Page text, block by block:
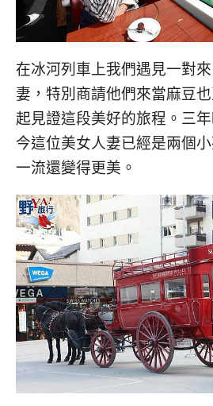
在冰河列車上我們遇見一對
妻，特別商請他們來當麻豆
起見證這段美好的旅程。三
今這位美女人妻已經是兩個
一流還變得更美。